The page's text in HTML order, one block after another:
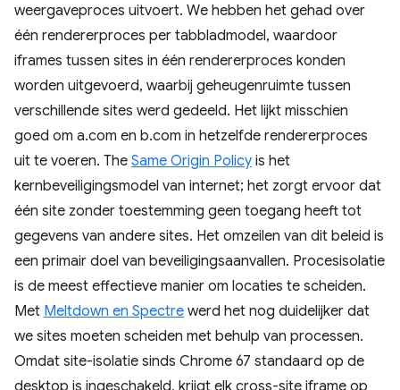
weergaveproces uitvoert. We hebben het gehad over
één rendererproces per tabbladmodel, waardoor
iframes tussen sites in één rendererproces konden
worden uitgevoerd, waarbij geheugenruimte tussen
verschillende sites werd gedeeld. Het lijkt misschien
goed om a.com en b.com in hetzelfde rendererproces
uit te voeren. The Same Origin Policy is het
kernbeveiligingsmodel van internet; het zorgt ervoor dat
één site zonder toestemming geen toegang heeft tot
gegevens van andere sites. Het omzeilen van dit beleid is
een primair doel van beveiligingsaanvallen. Procesisolatie
is de meest effectieve manier om locaties te scheiden.
Met Meltdown en Spectre werd het nog duidelijker dat
we sites moeten scheiden met behulp van processen.
Omdat site-isolatie sinds Chrome 67 standaard op de
desktop is ingeschakeld, krijgt elk cross-site iframe op